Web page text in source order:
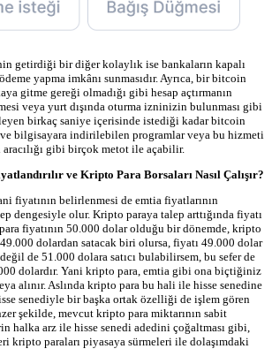
getirdiği bir diğer kolaylık ise bankaların kapalı
yapma imkânı sunmasıdır. Ayrıca, bir bitcoin
gitme gereği olmadığı gibi hesap açtırmanın
veya yurt dışında oturma izninizin bulunması gibi
birkaç saniye içerisinde istediği kadar bitcoin
ve bilgisayara indirilebilen programlar veya bu hizmeti
gibi birçok metot ile açabilir.
ve Kripto Para Borsaları Nasıl Çalışır?
fiyatının belirlenmesi de emtia fiyatlarının
dengesiyle olur. Kripto paraya talep arttığında fiyatı
fiyatının 50.000 dolar olduğu bir dönemde, kripto
dolardan satacak biri olursa, fiyatı 49.000 dolar
de 51.000 dolara satıcı bulabilirsem, bu sefer de
dolardır. Yani kripto para, emtia gibi ona biçtiğiniz
alınır. Aslında kripto para bu hali ile hisse senedine
senediyle bir başka ortak özelliği de işlem gören
şekilde, mevcut kripto para miktarının sabit
halka arz ile hisse senedi adedini çoğaltması gibi,
kripto paraları piyasaya sürmeleri ile dolaşımdaki